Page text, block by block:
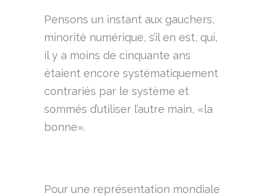
Pensons un instant aux gauchers,
minorité numérique, s’il en est, qui,
il y a moins de cinquante ans
étaient encore systématiquement
contrariés par le système et
sommés d’utiliser l’autre main, «la
bonne».
Pour une représentation mondiale